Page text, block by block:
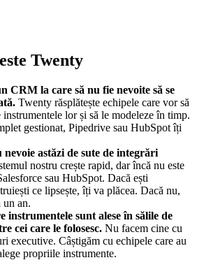
Twenty
CRM la care să nu fie nevoite să se
Twenty răsplătește echipele care vor să
instrumentele lor și să le modeleze în timp.
gestionat, Pipedrive sau HubSpot îți
astăzi de sute de integrări
nostru crește rapid, dar încă nu este
sau HubSpot. Dacă ești
ce lipsește, îți va plăcea. Dacă nu,
un an.
instrumentele sunt alese în sălile de
cei care le folosesc. Nu facem cine cu
executive. Câștigăm cu echipele care au
propriile instrumente.